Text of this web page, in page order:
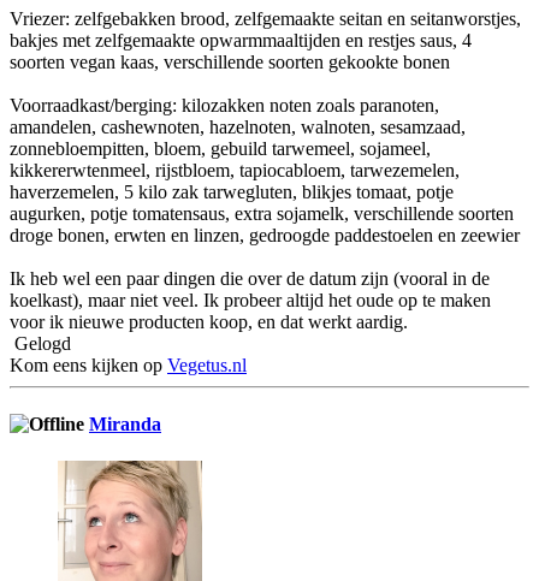
Vriezer: zelfgebakken brood, zelfgemaakte seitan en seitanworstjes,
bakjes met zelfgemaakte opwarmmaaltijden en restjes saus, 4
soorten vegan kaas, verschillende soorten gekookte bonen
Voorraadkast/berging: kilozakken noten zoals paranoten,
amandelen, cashewnoten, hazelnoten, walnoten, sesamzaad,
zonnebloempitten, bloem, gebuild tarwemeel, sojameel,
kikkererwtenmeel, rijstbloem, tapiocabloem, tarwezemelen,
haverzemelen, 5 kilo zak tarwegluten, blikjes tomaat, potje
augurken, potje tomatensaus, extra sojamelk, verschillende soorten
droge bonen, erwten en linzen, gedroogde paddestoelen en zeewier
Ik heb wel een paar dingen die over de datum zijn (vooral in de
koelkast), maar niet veel. Ik probeer altijd het oude op te maken
voor ik nieuwe producten koop, en dat werkt aardig.
Gelogd
Kom eens kijken op Vegetus.nl
Miranda